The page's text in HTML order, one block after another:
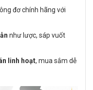
đơ chính hãng với
như lược, sáp vuốt
linh hoạt, mua sắm dễ